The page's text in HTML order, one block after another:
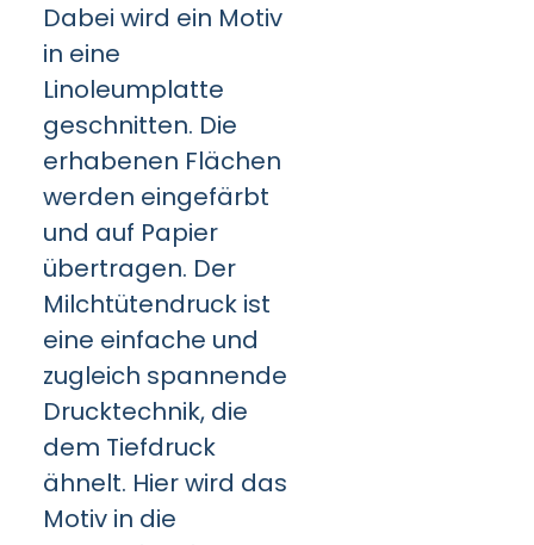
Dabei wird ein Motiv
in eine
Linoleumplatte
geschnitten. Die
erhabenen Flächen
werden eingefärbt
und auf Papier
übertragen. Der
Milchtütendruck ist
eine einfache und
zugleich spannende
Drucktechnik, die
dem Tiefdruck
ähnelt. Hier wird das
Motiv in die